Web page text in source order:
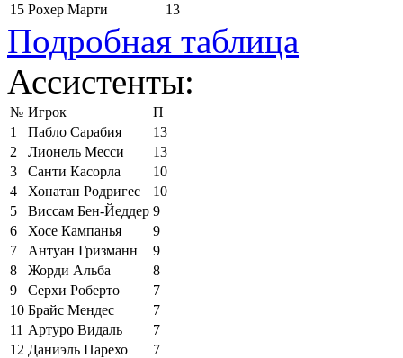
15 Рохер Марти 13
Подробная таблица
Ассистенты:
№ Игрок
П
1
Пабло Сарабия
13
2
Лионель Месси
13
3
Санти Касорла
10
4
Хонатан Родригес
10
5
Виссам Бен-Йеддер 9
6
Хосе Кампанья
9
7
Антуан Гризманн
9
8
Жорди Альба
8
9
Серхи Роберто
7
10 Брайс Мендес
7
11 Артуро Видаль
7
12 Даниэль Парехо
7